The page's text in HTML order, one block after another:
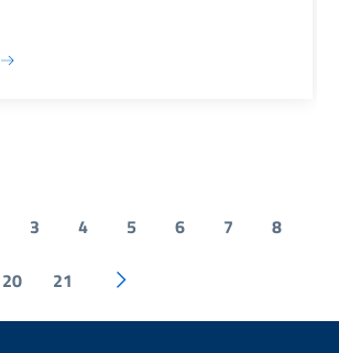
3 4 5 6 7 8
20 21